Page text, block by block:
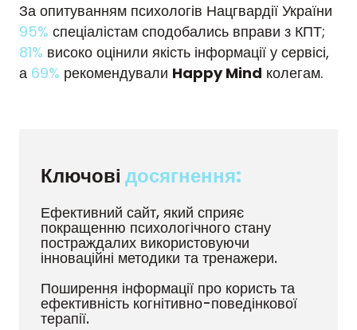
За опитуванням психологів Нацгвардії України
95% спеціалістам сподобались вправи з КПТ;
81% високо оцінили якість інформації у сервісі,
а 69% рекомендували Happy Mind колегам.
Ключові досягнення:
Ефективний сайт, який сприяє
покращенню психологічного стану
постраждалих використовуючи
інноваційні методики та тренажери.
Поширення інформації про користь та
ефективність когнітивно-поведінкової
терапії.